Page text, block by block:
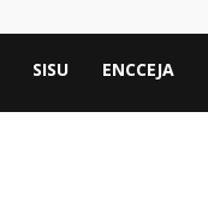
SISU ENCCEJA